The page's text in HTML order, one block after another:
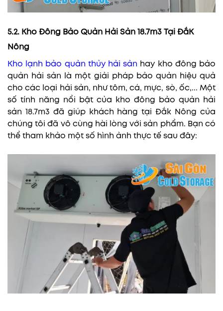
5.2. Kho Đông Bảo Quản Hải Sản 18.7m3 Tại ĐắK
Nông
Kho lạnh bảo quản thủy hải sản hay kho đông bảo
quản hải sản là một giải pháp bảo quản hiệu quả
cho các loại hải sản, như tôm, cá, mực, sò, ốc,... Một
số tính năng nổi bật của kho đông bảo quản hải
sản 18.7m3 đã giúp khách hàng tại Đắk Nông của
chúng tôi đã vô cùng hài lòng với sản phẩm. Bạn có
thể tham khảo một số hình ảnh thực tế sau đây: